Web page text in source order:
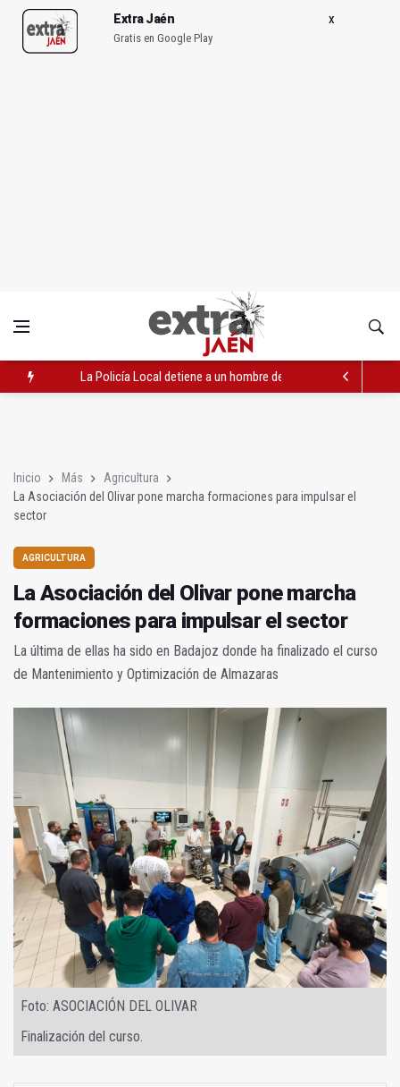
Extra Jaén
Gratis en Google Play
La Policía Local detiene a un hombre de 30 años por hurto
Inicio Más
Agricultura
La Asociación del Olivar pone marcha formaciones para impulsar el
sector
AGRICULTURA
La Asociación del Olivar pone marcha
formaciones para impulsar el sector
La última de ellas ha sido en Badajoz donde ha finalizado el curso
de Mantenimiento y Optimización de Almazaras
Foto: ASOCIACIÓN DEL OLIVAR
Finalización del curso.